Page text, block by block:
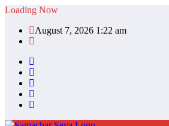
Skip
content
Loading Now
August 7, 2026 1:22 am